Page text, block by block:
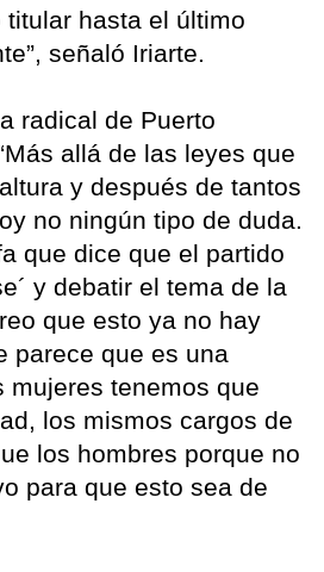
hasta el último
señaló Iriarte.
radical de Puerto
allá de las leyes que
y después de tantos
no ningún tipo de duda.
que dice que el partido
y debatir el tema de la
que esto ya no hay
parece que es una
mujeres tenemos que
los mismos cargos de
los hombres porque no
para que esto sea de